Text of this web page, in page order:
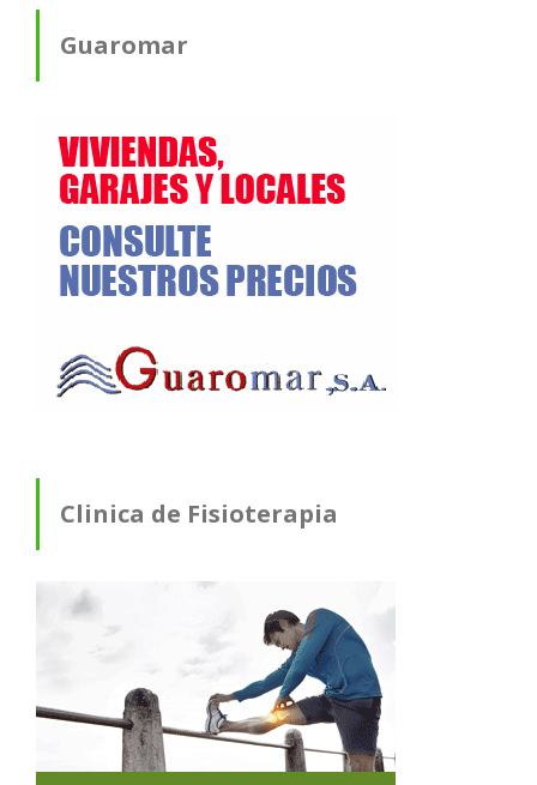
Guaromar
Clinica de Fisioterapia